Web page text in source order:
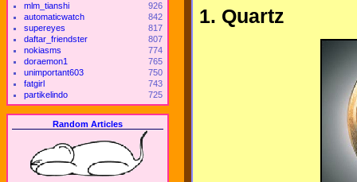
mlm_tianshi
926
automaticwatch
842
supereyes
817
daftar_friendster
807
nokiasms
774
doraemon1
765
unimportant603
750
fatgirl
743
partikelindo
725
Random Articles
1. Quartz